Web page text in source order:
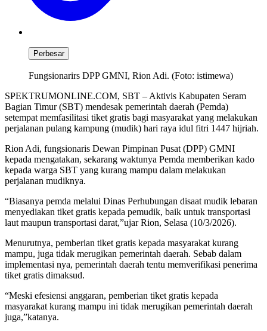
Perbesar
Fungsionarirs DPP GMNI, Rion Adi. (Foto: istimewa)
SPEKTRUMONLINE.COM, SBT – Aktivis Kabupaten Seram
Bagian Timur (SBT) mendesak pemerintah daerah (Pemda)
setempat memfasilitasi tiket gratis bagi masyarakat yang melakukan
perjalanan pulang kampung (mudik) hari raya idul fitri 1447 hijriah.
Rion Adi, fungsionaris Dewan Pimpinan Pusat (DPP) GMNI
kepada mengatakan, sekarang waktunya Pemda memberikan kado
kepada warga SBT yang kurang mampu dalam melakukan
perjalanan mudiknya.
“Biasanya pemda melalui Dinas Perhubungan disaat mudik lebaran
menyediakan tiket gratis kepada pemudik, baik untuk transportasi
laut maupun transportasi darat,”ujar Rion, Selasa (10/3/2026).
Menurutnya, pemberian tiket gratis kepada masyarakat kurang
mampu, juga tidak merugikan pemerintah daerah. Sebab dalam
implementasi nya, pemerintah daerah tentu memverifikasi penerima
tiket gratis dimaksud.
“Meski efesiensi anggaran, pemberian tiket gratis kepada
masyarakat kurang mampu ini tidak merugikan pemerintah daerah
juga,”katanya.